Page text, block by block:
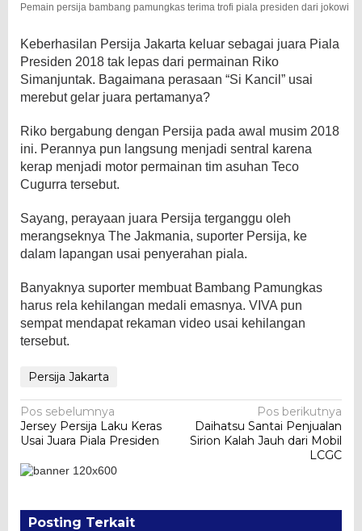
Pemain persija bambang pamungkas terima trofi piala presiden dari jokowi
Keberhasilan Persija Jakarta keluar sebagai juara Piala
Presiden 2018 tak lepas dari permainan Riko
Simanjuntak. Bagaimana perasaan “Si Kancil” usai
merebut gelar juara pertamanya?
Riko bergabung dengan Persija pada awal musim 2018
ini. Perannya pun langsung menjadi sentral karena
kerap menjadi motor permainan tim asuhan Teco
Cugurra tersebut.
Sayang, perayaan juara Persija terganggu oleh
merangseknya The Jakmania, suporter Persija, ke
dalam lapangan usai penyerahan piala.
Banyaknya suporter membuat Bambang Pamungkas
harus rela kehilangan medali emasnya. VIVA pun
sempat mendapat rekaman video usai kehilangan
tersebut.
Persija Jakarta
Navigasi
pos
Pos sebelumnya
Jersey Persija Laku Keras
Usai Juara Piala Presiden
Pos berikutnya
Daihatsu Santai Penjualan
Sirion Kalah Jauh dari Mobil
LCGC
Posting Terkait